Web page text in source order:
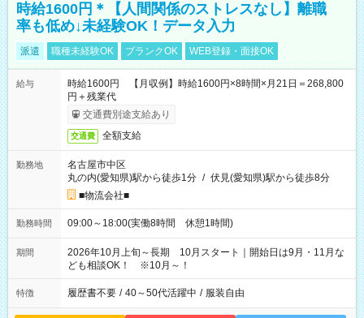
時給1600円＊【人間関係のストレスなし】離職
率も低め↓未経験OK！データ入力
派遣 職種未経験OK ブランクOK WEB登録・面接OK
給与
時給1600円 【月収例】時給1600円×8時間×月21日＝268,800
円＋残業代
交通費別途支給あり
交通費 全額支給
勤務地
名古屋市中区
丸の内(愛知県)駅から徒歩1分 / 伏見(愛知県)駅から徒歩8分
■物流会社■
勤務時間 09:00～18:00(実働8時間 休憩1時間)
期間
2026年10月上旬～長期 10月スタート｜開始日は9月・11月な
ども相談OK！ ※10月～！
特徴 履歴書不要 / 40～50代活躍中 / 服装自由